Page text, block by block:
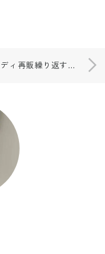
リエディ再販繰り返す人気商品🤍